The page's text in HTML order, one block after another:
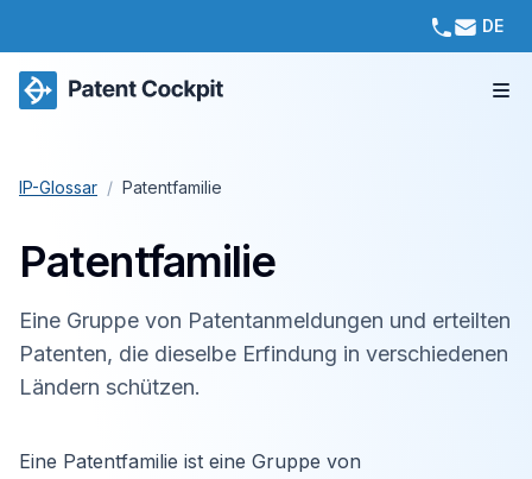
DE
IP-Glossar / Patentfamilie
Patentfamilie
Eine Gruppe von Patentanmeldungen und erteilten
Patenten, die dieselbe Erfindung in verschiedenen
Ländern schützen.
Eine Patentfamilie ist eine Gruppe von